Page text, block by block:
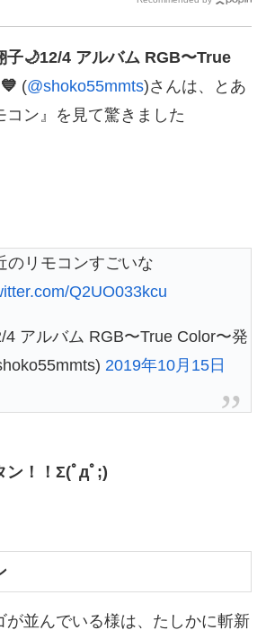
子🌙12/4 アルバム RGB〜True
(@shoko55mmts)さんは、とあ
コン』を見て驚きました
のリモコンすごいな
Q2UO033kcu
アルバム RGB〜True Color〜発
2019年10月15日
ン！！Σ(ﾟдﾟ;)
が並んでいる様は、たしかに斬新